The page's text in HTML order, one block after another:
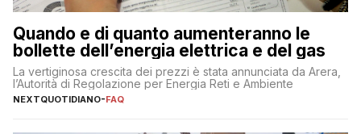
Quando e di quanto aumenteranno le
bollette dell’energia elettrica e del gas
La vertiginosa crescita dei prezzi è stata annunciata da Arera,
l’Autorità di Regolazione per Energia Reti e Ambiente
NEXTQUOTIDIANO-FAQ